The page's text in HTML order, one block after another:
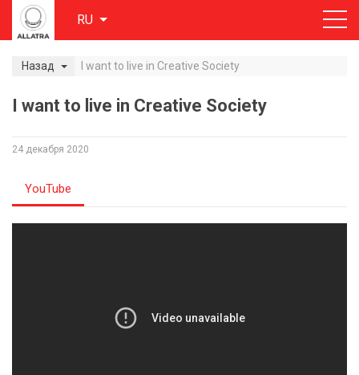
RU
Назад I want to live in Creative Society
I want to live in Creative Society
24 декабря 2020
YouTube